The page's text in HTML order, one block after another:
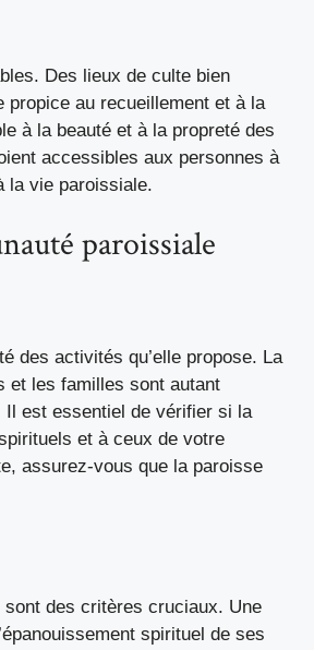
Des lieux de culte bien
propice au recueillement et à la
à la beauté et à la propreté des
accessibles aux personnes à
la vie paroissiale.
paroissiale
des activités qu’elle propose. La
et les familles sont autant
Il est essentiel de vérifier si la
et à ceux de votre
, assurez-vous que la paroisse
sont des critères cruciaux. Une
spirituel de ses